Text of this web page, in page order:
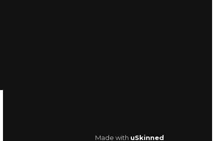
Made with uSkinned